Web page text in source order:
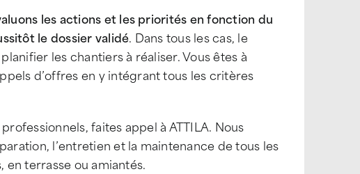
les actions et les priorités en fonction du
le dossier validé. Dans tous les cas, le
les chantiers à réaliser. Vous êtes à
d’offres en y intégrant tous les critères
faites appel à ATTILA. Nous
l’entretien et la maintenance de tous les
terrasse ou amiantés.